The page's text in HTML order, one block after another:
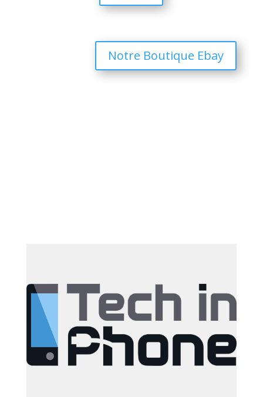
Notre Boutique Ebay